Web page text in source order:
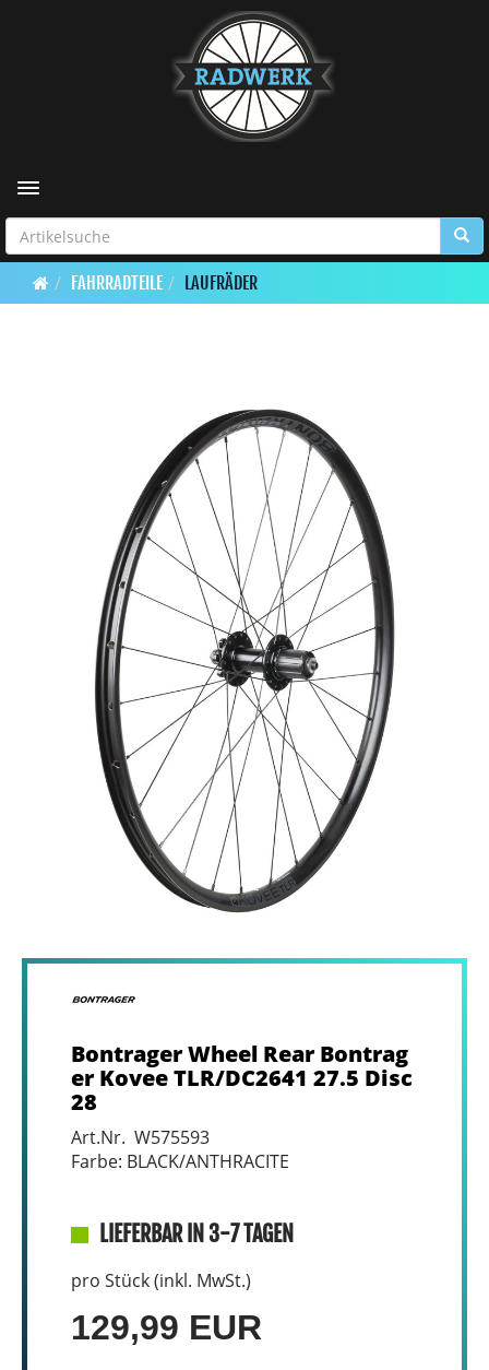
Toggle navigation
FAHRRADTEILE LAUFRÄDER
Bontrager Wheel Rear Bontrag
er Kovee TLR/DC2641 27.5 Disc
28
Art.Nr. W575593
Farbe: BLACK/ANTHRACITE
LIEFERBAR IN 3-7 TAGEN
pro Stück (inkl. MwSt.)
129,99 EUR